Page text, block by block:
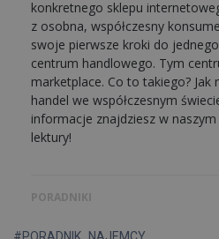
konkretnego sklepu
z osobna, współczesny
swoje pierwsze kroki do
centrum handlowego. Tym
marketplace. Co to takiego? Jak
handel we współczesnym
informacje znajdziesz w
lektury!
PORADNIKI
#PORADNIK_NAJEMCY